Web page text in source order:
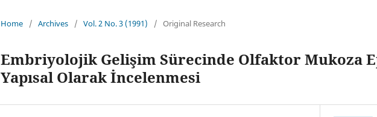
Home / Archives / Vol. 2 No. 3 (1991) / Original Research
Embriyolojik Gelişim Sürecinde Olfaktor Mukoza
Yapısal Olarak İncelenmesi